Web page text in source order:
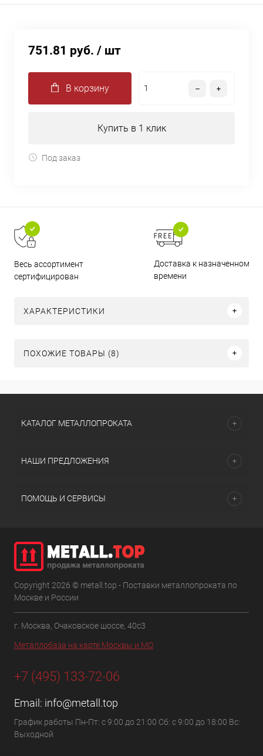
751.81 руб. / шт
В корзину
Купить в 1 клик
Под заказ
Весь ассортимент
сертифицирован
Доставка к назначенному
времени
ХАРАКТЕРИСТИКИ
ПОХОЖИЕ ТОВАРЫ (8)
КАТАЛОГ МЕТАЛЛОПРОКАТА
НАШИ ПРЕДЛОЖЕНИЯ
ПОМОЩЬ И СЕРВИСЫ
Copyright 2026 © metall.top - Поставки металлопроката по
Москве и России
г. Москва, Очаковское шоссе, 40с3
Металлобаза на карте Москвы и МО
+7 (495) 133-72-06
Email: info@metall.top
График работы Пн-Пт: с 9:00 до 21:00 Сб: с 9:00 до 18:00 Вс:
Выходной